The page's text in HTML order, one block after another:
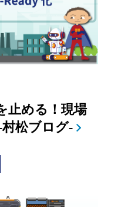
止める！現場
松ブログ-